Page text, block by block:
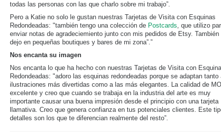
todas las personas con las que charlo sobre mi trabajo”.
Pero a Katie no solo le gustan nuestras Tarjetas de Visita con Esquinas
Redondeadas: "también tengo una colección de Postcards, que utilizo
enviar notas de agradeciemiento junto con mis pedidos de Etsy. También
dejo en pequeñas boutiques y bares de mi zona”.”
Nos encanta su imagen
Nos encanta lo que ha hecho con nuestras Tarjetas de Visita con
Redondeadas: "adoro las esquinas redondeadas porque se adaptan tanto
ilustraciones más divertidas como a las más elegantes. La calidad de
excelente y creo que cuando se trabaja en la industria del arte es muy
importante causar una buena impresión desde el principio con una tarjeta
llamativa. Creo que genera confianza en tus potenciales clientes. Este
detalles son los que te diferencian realmente del resto”.